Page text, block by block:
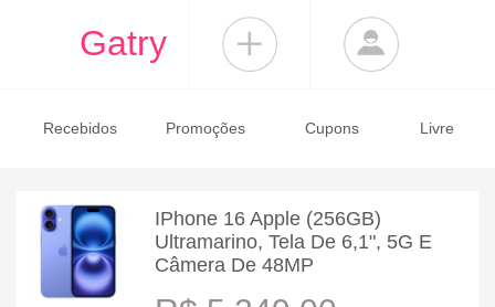
Gatry
Recebidos Promoções Cupons Livre
IPhone 16 Apple (256GB)
Ultramarino, Tela De 6,1", 5G E
Câmera De 48MP